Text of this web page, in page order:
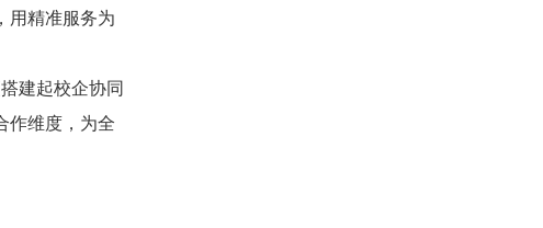
用精准服务为
建起校企协同
作维度，为全